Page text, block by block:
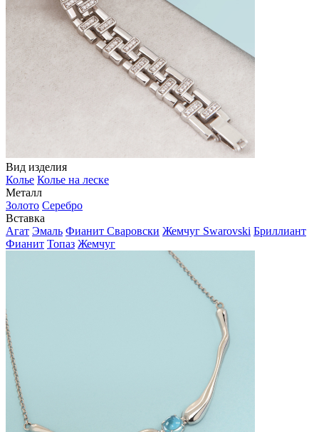
Вид изделия
Колье Колье на леске
Металл
Золото Серебро
Вставка
Агат Эмаль Фианит Сваровски Жемчуг Swarovski Бриллиант
Фианит Топаз Жемчуг